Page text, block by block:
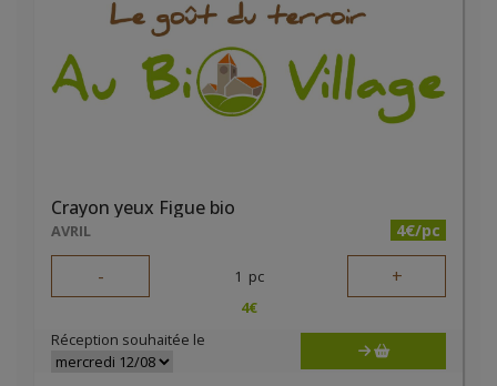
Crayon yeux Figue bio
AVRIL 4€/pc
- 1 pc +
4€
Réception souhaitée le